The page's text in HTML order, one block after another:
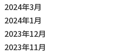
2024年3月
2024年1月
2023年12月
2023年11月